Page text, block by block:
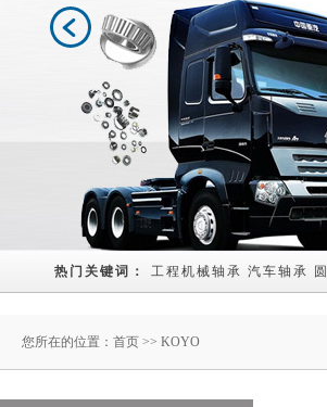
热门关键词： 工程机械轴承 汽车轴承
您所在的位置： 首页 >> KOYO